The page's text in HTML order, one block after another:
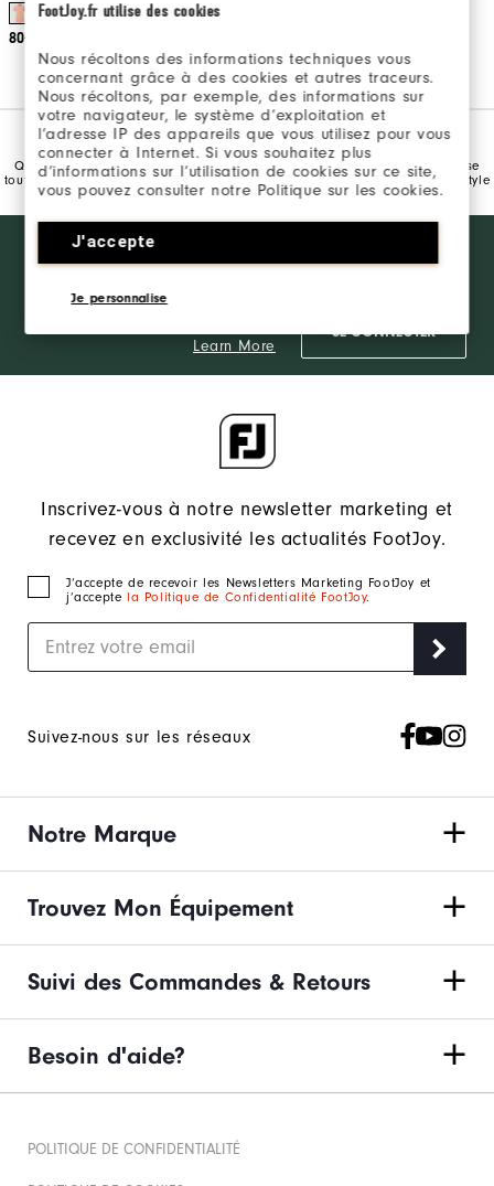
FootJoy.fr utilise des cookies
Nous récoltons des informations techniques vous
concernant grâce à des cookies et autres traceurs.
Nous récoltons, par exemple, des informations sur
votre navigateur, le système d’exploitation et
l’adresse IP des appareils que vous utilisez pour vous
connecter à Internet. Si vous souhaitez plus
d’informations sur l’utilisation de cookies sur ce site,
vous pouvez consulter notre Politique sur les cookies.
J'accepte
Je personnalise
80€
JUPES ET POLOS DE GOLF POUR FEMME
Que ce soit au club-house ou sur le terrain de golf, FootJoy vous propose
toute une gamme de chemises de golf pour dames à choisir selon votre style
et conçues pour maximiser votre niveau de confort.
the ropes
Learn More
SE CONNECTER
Inscrivez-vous à notre newsletter marketing et
recevez en exclusivité les actualités FootJoy.
J‘accepte de recevoir les Newsletters Marketing FootJoy et
j’accepte la Politique de Confidentialité FootJoy.
Suivez-nous sur les réseaux
Notre Marque
Trouvez Mon Équipement
Suivi des Commandes & Retours
Besoin d'aide?
POLITIQUE DE CONFIDENTIALITÉ